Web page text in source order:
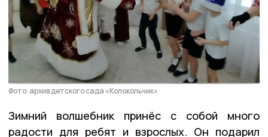
Фото: архив детского сада «Колокольчик»
Зимний волшебник принёс с собой много
радости для ребят и взрослых. Он подарил